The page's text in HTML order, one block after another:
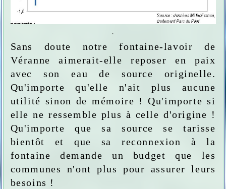
.
Sans doute notre fontaine-lavoir de
Véranne aimerait-elle reposer en paix
avec son eau de source originelle.
Qu'importe qu'elle n'ait plus aucune
utilité sinon de mémoire ! Qu'importe si
elle ne ressemble plus à celle d'origine !
Qu'importe que sa source se tarisse
bientôt et que sa reconnexion à la
fontaine demande un budget que les
communes n'ont plus pour assurer leurs
besoins !